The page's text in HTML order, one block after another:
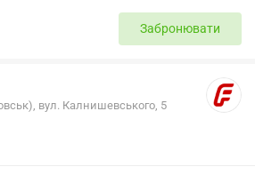
Забронювати
вул. Калнишевського, 5